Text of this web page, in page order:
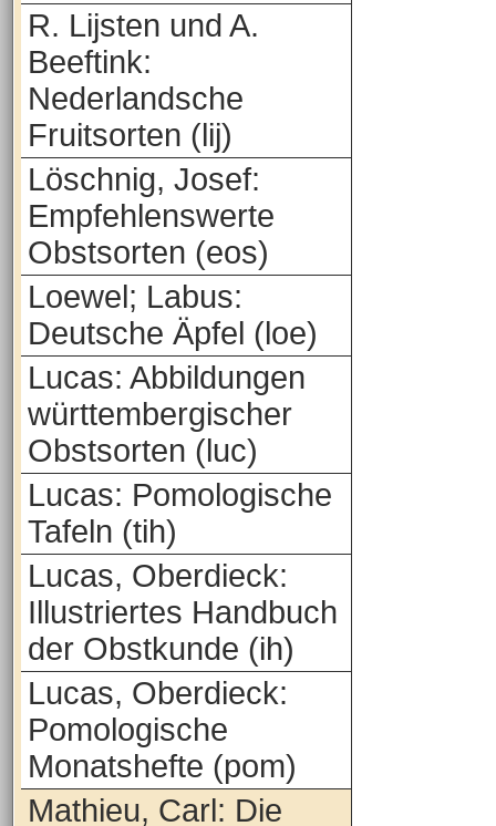
R. Lijsten und A.
Beeftink:
Nederlandsche
Fruitsorten (lij)
Löschnig, Josef:
Empfehlenswerte
Obstsorten (eos)
Loewel; Labus:
Deutsche Äpfel (loe)
Lucas: Abbildungen
württembergischer
Obstsorten (luc)
Lucas: Pomologische
Tafeln (tih)
Lucas, Oberdieck:
Illustriertes Handbuch
der Obstkunde (ih)
Lucas, Oberdieck:
Pomologische
Monatshefte (pom)
Mathieu, Carl: Die